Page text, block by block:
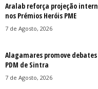
Aralab reforça projeção
nos Prémios Heróis PME
7 de Agosto, 2026
Alagamares promove
PDM de Sintra
7 de Agosto, 2026